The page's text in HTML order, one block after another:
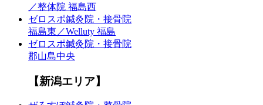
／整体院 福島西
ゼロスポ鍼灸院・接骨院
福島東／Welluty 福島
ゼロスポ鍼灸院・接骨院
郡山島中央
【新潟エリア】